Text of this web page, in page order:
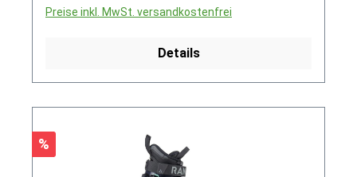
Preise inkl. MwSt. versandkostenfrei
Details
Rabatt
%